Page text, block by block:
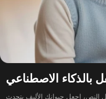
بالذكاء الاصطناعي
النص، اجعل حيوانك الأليف يتحدث